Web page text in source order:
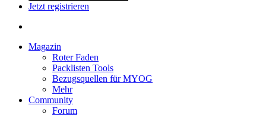
Jetzt registrieren
Magazin
Roter Faden
Packlisten Tools
Bezugsquellen für MYOG
Mehr
Community
Forum